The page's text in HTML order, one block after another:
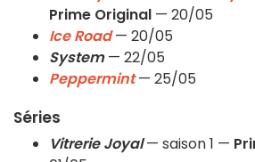
Prime Original — 20/05
Ice Road— 20/05
System— 22/05
Peppermint— 25/05
Séries
Vitrerie Joyal— saison 1 —